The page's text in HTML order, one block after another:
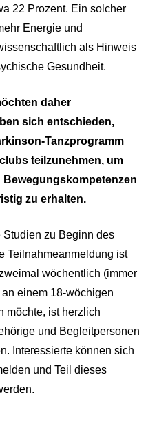
22 Prozent. Ein solcher
Energie und
als Hinweis
Gesundheit.
daher
sich entschieden,
Tanzprogramm
teilzunehmen, um
zu erhalten.
zu Beginn des
Teilnahmeanmeldung ist
wöchentlich (immer
einem 18-wöchigen
möchte, ist herzlich
und Begleitpersonen
Interessierte können sich
und Teil dieses